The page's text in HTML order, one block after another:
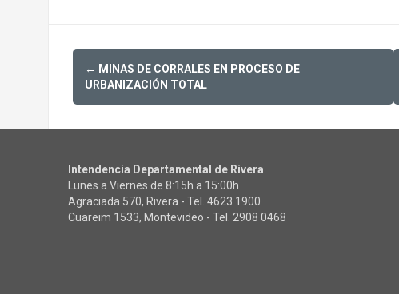
Post
navigation
← MINAS DE CORRALES EN PROCESO DE
URBANIZACIÓN TOTAL
Intendencia Departamental de Rivera
Lunes a Viernes de 8:15h a 15:00h
Agraciada 570, Rivera - Tel. 4623 1900
Cuareim 1533, Montevideo - Tel. 2908 0468